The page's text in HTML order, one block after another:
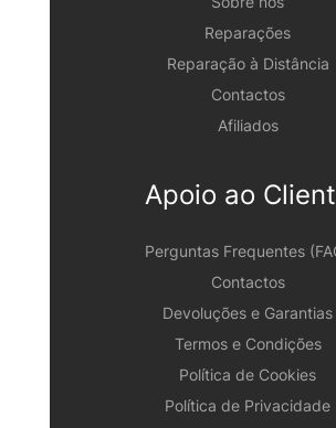
Reparações
Reparação à Distância
Contactos
Afiliados
Apoio ao
Perguntas Frequentes
Contactos
Devoluções e Garantias
Termos e Condições
Política de Cookies
Política de Privacidade